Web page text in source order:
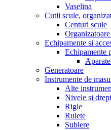
Vaselina
Cutii scule,
Centuri scule
Echipamente si
Echipamente
Generatoare
Instrumente de
Alte
Nivele si
Rigle
Rulete
Sublere